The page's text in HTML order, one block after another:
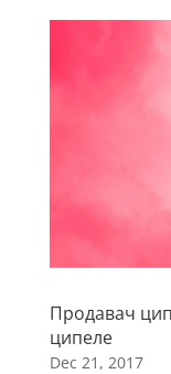
Продавач
ципеле
Dec 21, 2017